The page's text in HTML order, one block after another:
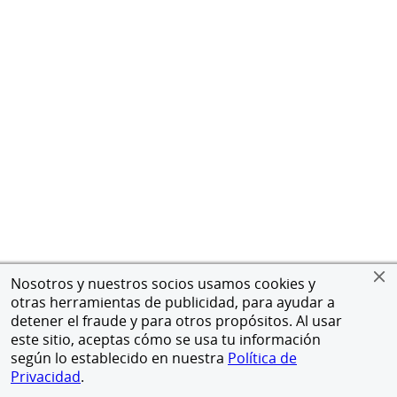
Nosotros y nuestros socios usamos cookies y
otras herramientas de publicidad, para ayudar a
detener el fraude y para otros propósitos. Al usar
este sitio, aceptas cómo se usa tu información
según lo establecido en nuestra Política de
Privacidad.